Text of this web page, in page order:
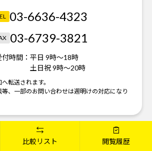
比較リスト 閲覧履歴
03-6636-4323
03-6739-3821
付時間： 平日 9時～18時
土日祝 9時～20時
転送されます。
、一部のお問い合わせは週明けの対応になり